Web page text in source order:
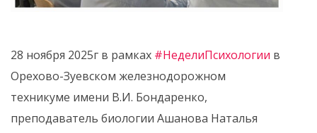
28 ноября 2025г в рамках #НеделиПсихологии в
Орехово-Зуевском железнодорожном
техникуме имени В.И. Бондаренко,
преподаватель биологии Ашанова Наталья